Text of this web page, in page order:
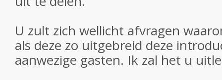
U zult zich wellicht afvragen
als deze zo uitgebreid deze
aanwezige gasten. Ik zal het u